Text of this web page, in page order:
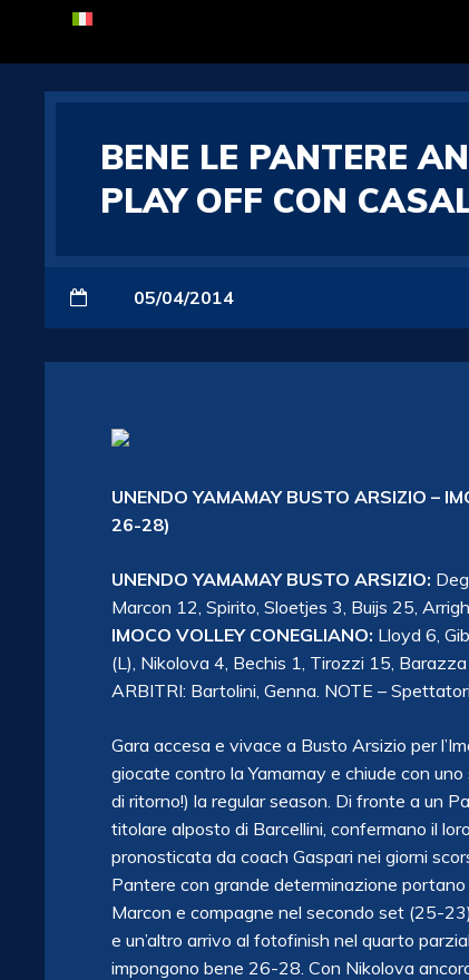
BENE LE PANTERE
PLAY OFF CON
05/04/2014
UNENDO YAMAMAY BUSTO ARSIZIO –
26-28)
UNENDO YAMAMAY BUSTO ARSIZIO:
Marcon 12, Spirito, Sloetjes 3, Buijs 25,
IMOCO VOLLEY CONEGLIANO: Lloyd 6,
(L), Nikolova 4, Bechis 1, Tirozzi 15,
ARBITRI: Bartolini, Genna. NOTE –
Gara accesa e vivace a Busto Arsizio per
giocate contro la Yamamay e chiude con
di ritorno!) la regular season. Di fronte a un
titolare alposto di Barcellini, confermano il
pronosticata da coach Gaspari nei giorni
Pantere con grande determinazione
Marcon e compagne nel secondo set (25-
e un’altro arrivo al fotofinish nel quarto
impongono bene 26-28. Con Nikolova